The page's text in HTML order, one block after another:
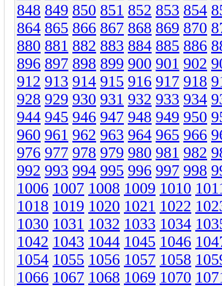
848 849 850 851 852 853 854
864 865 866 867 868 869 870
880 881 882 883 884 885 886
896 897 898 899 900 901 902
912 913 914 915 916 917 918
928 929 930 931 932 933 934
944 945 946 947 948 949 950
960 961 962 963 964 965 966
976 977 978 979 980 981 982
992 993 994 995 996 997 998
1006 1007 1008 1009 1010
1018 1019 1020 1021 1022
1030 1031 1032 1033 1034
1042 1043 1044 1045 1046
1054 1055 1056 1057 1058
1066 1067 1068 1069 1070